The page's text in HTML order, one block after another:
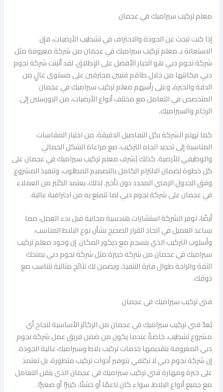
معلم تركيب سيراميك في عجمان
إذا كنت تبحث عن الجودة والاحتراف في تشطيب الأرضيات، فإن
الاستعانة بـ معلم تركيب سيراميك في عجمان من شركة معروفة مثل
شركة نجوم دبي هو الخيار الأفضل على الإطلاق. لقد أثبتت شركة نجوم
دبي مكانتها من خلال طاقم فنيين محترفين على مستوى عالٍ من
الدقة والخبرة، وعلى رأسهم معلم تركيب سيراميك في عجمان
المتخصص في التعامل مع مختلف أنواع الأرضيات، من البورسلين إلى
الرخام والسيراميك.
كما تهتم الشركة بكل التفاصيل الدقيقة، من اختيار المقاسات
المناسبة إلى تحديد اتجاه التركيب، مع مراعاة الشكل الجمالي
والوظيفي للأرضية. كذلك يُشرف معلم تركيب سيراميك في عجمان على
كل خطوة لضمان الالتزام الكامل بالتصميم المطلوب، وتنفيذ المشروع
وفق الجدول الزمني المحدد دون تأخير. لذلك، يعتمد الكثير من العملاء
في عجمان على شركة نجوم دبي لما تتمتع به من احترافية عالية.
أيضًا، توفر الشركة استشارات هندسية مجانية قبل بدء العمل، مما
يساعد العميل في اتخاذ القرار الصحيح بشأن نوع البلاط المناسب،
وأسلوب التركيب الذي ينسجم مع ديكور المكان. إن وجود معلم تركيب
سيراميك في عجمان من شركة خبيرة مثل شركة نجوم دبي يمنحك
الثقة والراحة طوال فترة التنفيذ، ويضمن لك نتائج مثالية تتناسب مع
ذوقك.
فني تركيب سيراميك في عجمان
يُعدّ فني تركيب سيراميك في عجمان من الركائز الأساسية لنجاح أي
مشروع تشطيب، خاصةً عندما يكون من ضمن فريق عمل شركة نجوم
دبي المعروفة بتقديمها خدمات تركيب بلاط وسيراميك عالية الجودة.
إن شركة نجوم دبي لا تكتفي بتوفير أدوات تركيب متطورة، بل تعتمد
على خبرة ومهارة فني تركيب سيراميك في عجمان الذي يتقن التعامل
مع جميع أنواع البلاط، سواء كان ناعمًا أو خشنًا، كبيرًا أو صغيرًا.